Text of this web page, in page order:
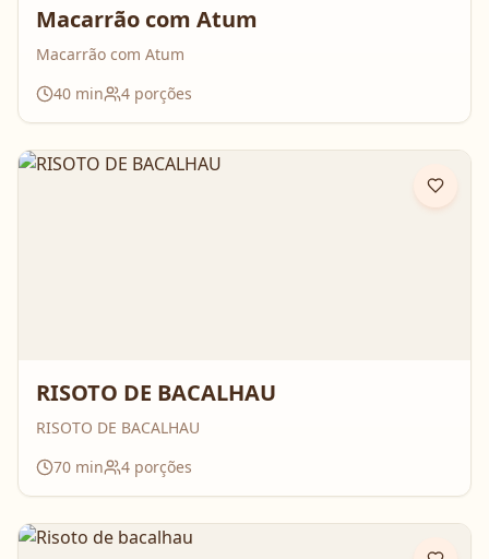
Macarrão com Atum
Macarrão com Atum
40 min 4 porções
RISOTO DE BACALHAU
RISOTO DE BACALHAU
70 min 4 porções